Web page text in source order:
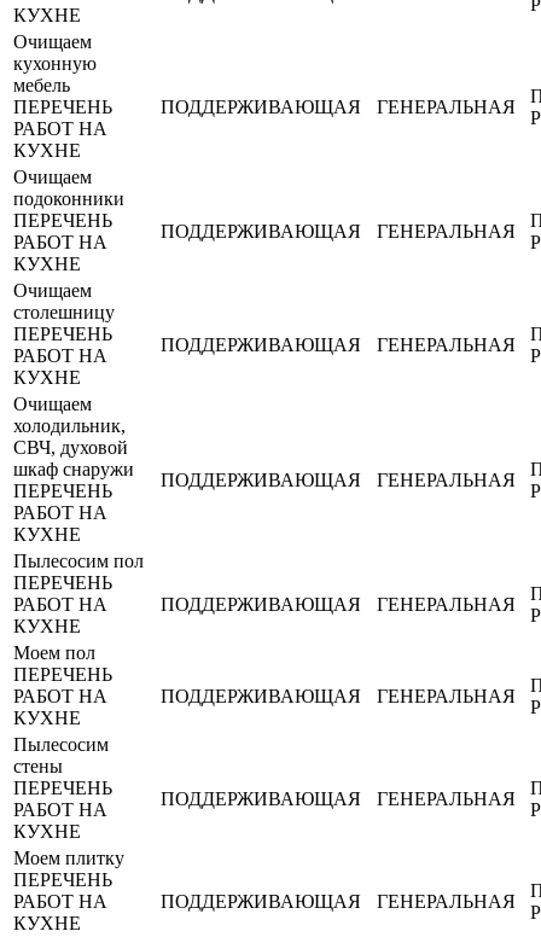
КУХНЕ
Очищаем
кухонную
мебель
ПЕРЕЧЕНЬ
РАБОТ НА
КУХНЕ
ПОДДЕРЖИВАЮЩАЯ ГЕНЕРАЛЬНАЯ
Очищаем
подоконники
ПЕРЕЧЕНЬ
РАБОТ НА
КУХНЕ
ПОДДЕРЖИВАЮЩАЯ ГЕНЕРАЛЬНАЯ
Очищаем
столешницу
ПЕРЕЧЕНЬ
РАБОТ НА
КУХНЕ
ПОДДЕРЖИВАЮЩАЯ ГЕНЕРАЛЬНАЯ
Очищаем
холодильник,
СВЧ, духовой
шкаф снаружи
ПЕРЕЧЕНЬ
РАБОТ НА
КУХНЕ
ПОДДЕРЖИВАЮЩАЯ ГЕНЕРАЛЬНАЯ
Пылесосим пол
ПЕРЕЧЕНЬ
РАБОТ НА
КУХНЕ
ПОДДЕРЖИВАЮЩАЯ ГЕНЕРАЛЬНАЯ
Моем пол
ПЕРЕЧЕНЬ
РАБОТ НА
КУХНЕ
ПОДДЕРЖИВАЮЩАЯ ГЕНЕРАЛЬНАЯ
Пылесосим
стены
ПЕРЕЧЕНЬ
РАБОТ НА
КУХНЕ
ПОДДЕРЖИВАЮЩАЯ ГЕНЕРАЛЬНАЯ
Моем плитку
ПЕРЕЧЕНЬ
РАБОТ НА
КУХНЕ
ПОДДЕРЖИВАЮЩАЯ ГЕНЕРАЛЬНАЯ